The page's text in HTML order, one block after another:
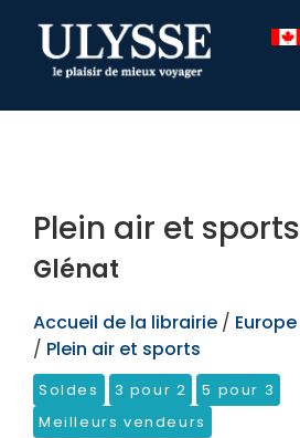
TEST
Plein air et sports
Glénat
Accueil de la librairie / Europe
/ Plein air et sports
Soldes 3 pour 2
5 pour 3
Meilleurs vendeurs